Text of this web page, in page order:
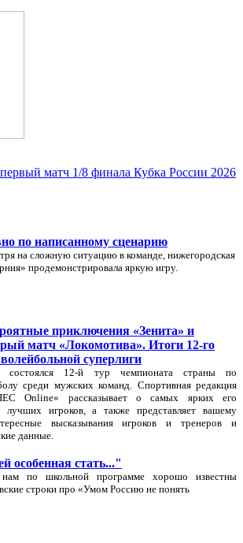
первый матч 1/8 финала Кубка России 2026
по написанному сценарию
на сложную ситуацию в команде, нижегородская
продемонстрировала яркую игру.
приключения «Зенита» и
матч «Локомотива». Итоги 12-го
суперлиги
состоялся 12-й тур чемпионата страны по
среди мужских команд. Спортивная редакция
Online» рассказывает о самых ярких его
лучших игроков, а также представляет вашему
высказывания игроков и тренеров и
данные.
особенная стать..."
по школьной программе хорошо известны
строки про «Умом Россию не понять